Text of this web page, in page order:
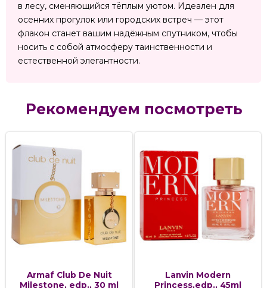
в лесу, сменяющийся тёплым уютом. Идеален для
осенних прогулок или городских встреч — этот
флакон станет вашим надёжным спутником, чтобы
носить с собой атмосферу таинственности и
естественной элегантности.
Рекомендуем посмотреть
Armaf Club De Nuit
Milestone, edp., 30 ml
Lanvin Modern
Princess,edp., 45ml